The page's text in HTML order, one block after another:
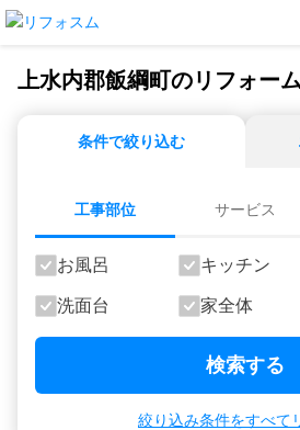
上水内郡飯綱町のリフォー
条件で絞り込む
工事部位 サービス
お風呂 キッチン
洗面台 家全体
検索する
絞り込み条件をすべて